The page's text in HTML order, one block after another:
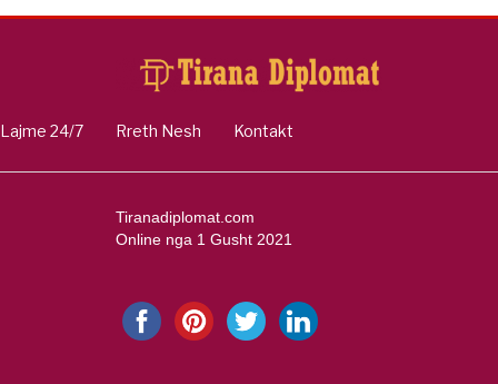
Lajme 24/7 Rreth Nesh Kontakt
Tiranadiplomat.com
Online nga 1 Gusht 2021